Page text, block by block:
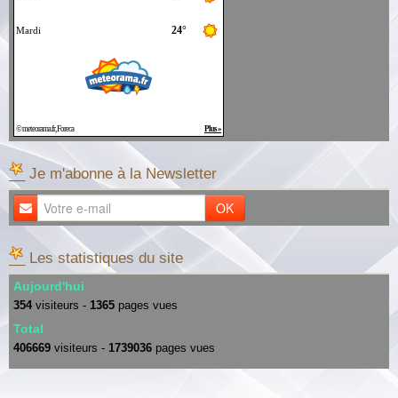
__ Je m'abonne à la Newsletter
OK
__ Les statistiques du site
Aujourd'hui
354 visiteurs - 1365 pages vues
Total
406669 visiteurs - 1739036 pages vues